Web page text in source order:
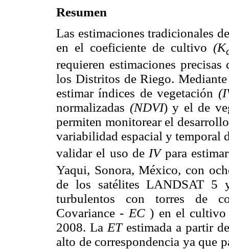
Resumen
Las estimaciones tradicionales
en el coeficiente de cultivo (K
requieren estimaciones
los Distritos de Riego.
estimar índices de vegetación
normalizadas (NDVI) y el de
permiten monitorear el
variabilidad espacial y temporal
validar el uso de IVpara
Yaqui, Sonora, México, con
de los satélites LANDSAT
turbulentos con torres de
Covariance - EC) en el
2008. La ETestimada a partir
alto de correspondencia ya que